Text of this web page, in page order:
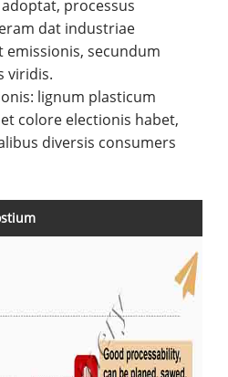
processus
dat industriae
secundum
viridis.
lignum plasticum
colore electionis habet,
diversis consumers